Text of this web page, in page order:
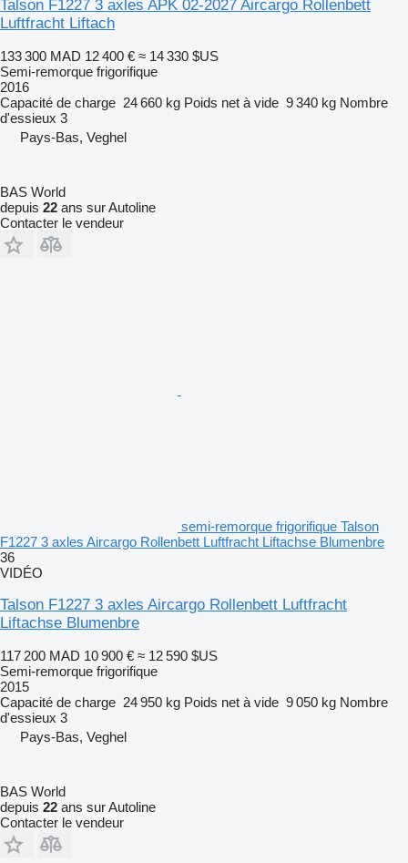
Talson F1227 3 axles APK 02-2027 Aircargo Rollenbett
Luftfracht Liftach
133 300 MAD 12 400 € ≈ 14 330 $US
Semi-remorque frigorifique
2016
Capacité de charge 24 660 kg Poids net à vide 9 340 kg Nombre
d'essieux 3
Pays-Bas, Veghel
BAS World
depuis 22 ans sur Autoline
Contacter le vendeur
semi-remorque frigorifique Talson
F1227 3 axles Aircargo Rollenbett Luftfracht Liftachse Blumenbre
36
VIDÉO
Talson F1227 3 axles Aircargo Rollenbett Luftfracht
Liftachse Blumenbre
117 200 MAD 10 900 € ≈ 12 590 $US
Semi-remorque frigorifique
2015
Capacité de charge 24 950 kg Poids net à vide 9 050 kg Nombre
d'essieux 3
Pays-Bas, Veghel
BAS World
depuis 22 ans sur Autoline
Contacter le vendeur